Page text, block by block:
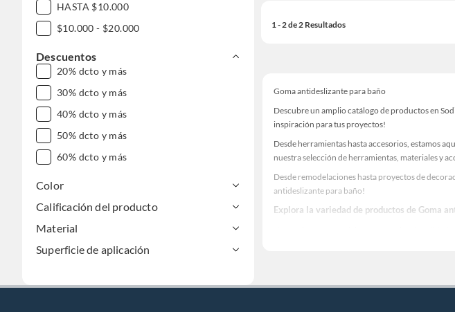
HASTA $10.000
$10.000 - $20.000
Descuentos
20% dcto y más
30% dcto y más
40% dcto y más
50% dcto y más
60% dcto y más
Color
Calificación del producto
Material
Superficie de aplicación
1 - 2 de 2 Resultados
Goma antideslizante para baño
Descubre un amplio catálogo de productos en
inspiración para tus proyectos!
Desde herramientas hasta accesorios, estamos
nuestra selección de herramientas, materiales y
Desde remodelaciones hasta proyectos de
antideslizante para baño!
Explora la variedad de productos de Goma
Herramientas, materiales y accesorios de